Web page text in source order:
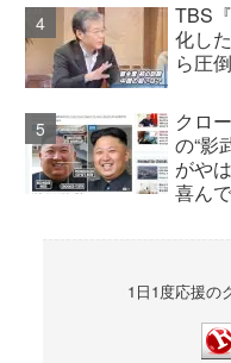
TBS
化し
ら圧
クロ
の“影
がや
喜ん
1日1度応援の